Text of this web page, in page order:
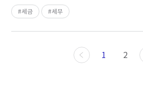
세금 세무
1 2